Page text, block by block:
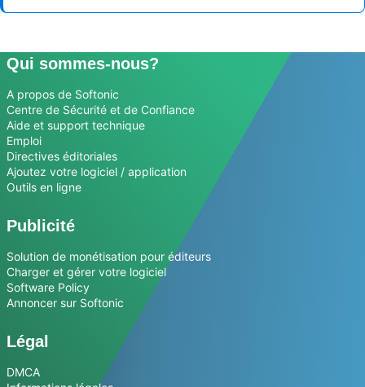
Qui sommes-nous?
A propos de Softonic
Centre de Sécurité et de Confiance
Aide et support technique
Emploi
Directives éditoriales
Ajoutez votre logiciel / application
Outils en ligne
Publicité
Solution de monétisation pour éditeurs
Charger et gérer votre logiciel
Software Policy
Annoncer sur Softonic
Légal
DMCA